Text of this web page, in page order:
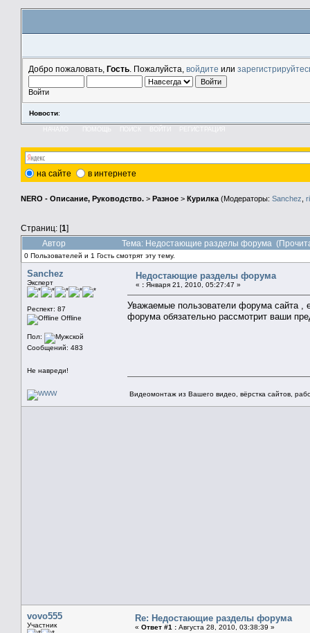
Добро пожаловать, Гость . Пожалуйста, войдите или
Войти
Новости:
ПОМОЩЬ РЕГИСТРАЦИЯ
на сайте в интернете
NERO - Описание, Руководство. > Разное > Курилка (Модераторы: Sanchez
Страниц: [1]
Автор
Тема: Недостающие разделы форума
0 Пользователей и 1 Гость смотрят эту тему.
Sanchez
Эксперт
Респект: 87
Offline
Пол:
Сообщений: 483
Не навреди!
Недостающие разделы форума
« : Января 21, 2010, 05:27:47 »
Уважаемые пользователи форума сайта
форума обязательно рассмотрит ваши
Видеомонтаж из Вашего видео, вёрстка сайтов,
vovo555
Участник
Re: Недостающие разделы форума
« Ответ #1 : Августа 28, 2010, 03:38:39 »